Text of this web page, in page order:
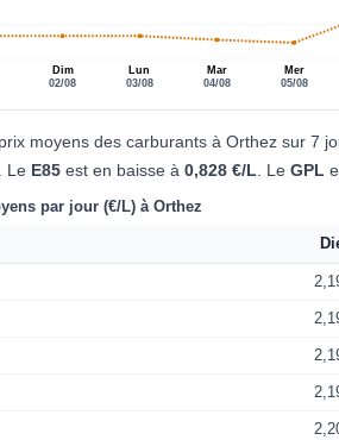
Dim
02/08
Lun
03/08
Mar
04/08
Mer
05/08
moyens des carburants à Orthez sur 7
. Le E85 est en baisse à 0,828 €/L . Le GPL
par jour (€/L) à Orthez